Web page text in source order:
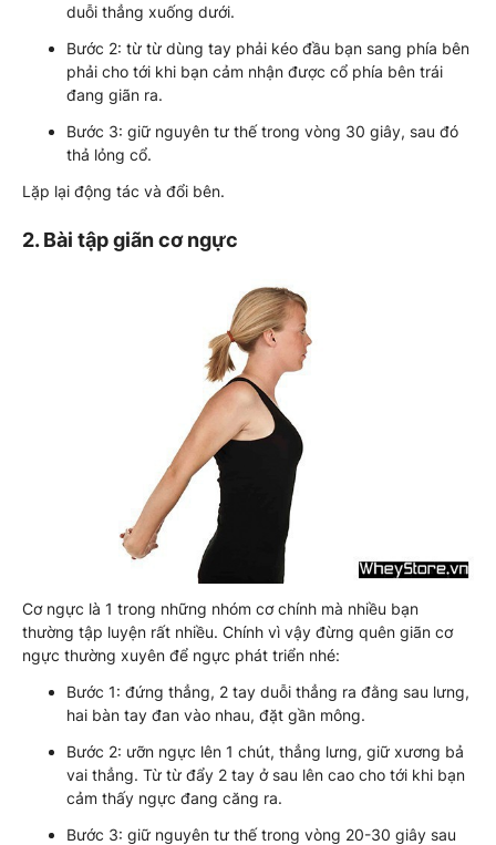
duỗi thẳng xuống dưới.
Bước 2: từ từ dùng tay phải kéo đầu bạn sang phía bên
phải cho tới khi bạn cảm nhận được cổ phía bên trái
đang giãn ra.
Bước 3: giữ nguyên tư thế trong vòng 30 giây, sau đó
thả lỏng cổ.
Lặp lại động tác và đổi bên.
2. Bài tập giãn cơ ngực
Cơ ngực là 1 trong những nhóm cơ chính mà nhiều bạn
thường tập luyện rất nhiều. Chính vì vậy đừng quên giãn cơ
ngực thường xuyên để ngực phát triển nhé:
Bước 1: đứng thẳng, 2 tay duỗi thẳng ra đằng sau lưng,
hai bàn tay đan vào nhau, đặt gần mông.
Bước 2: ưỡn ngực lên 1 chút, thẳng lưng, giữ xương bả
vai thẳng. Từ từ đẩy 2 tay ở sau lên cao cho tới khi bạn
cảm thấy ngực đang căng ra.
Bước 3: giữ nguyên tư thế trong vòng 20-30 giây sau